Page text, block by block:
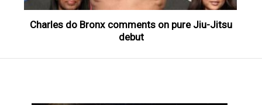
Charles do Bronx comments on pure Jiu-Jitsu
debut